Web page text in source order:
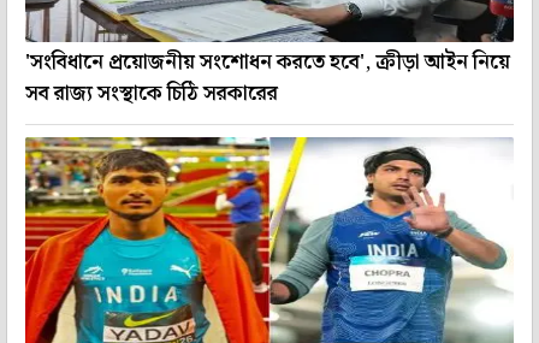
'সংবিধানে প্রয়োজনীয় সংশোধন করতে হবে', ক্রীড়া আইন নিয়ে
সব রাজ্য সংস্থাকে চিঠি সরকারের